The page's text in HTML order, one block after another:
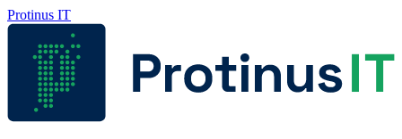
Protinus IT